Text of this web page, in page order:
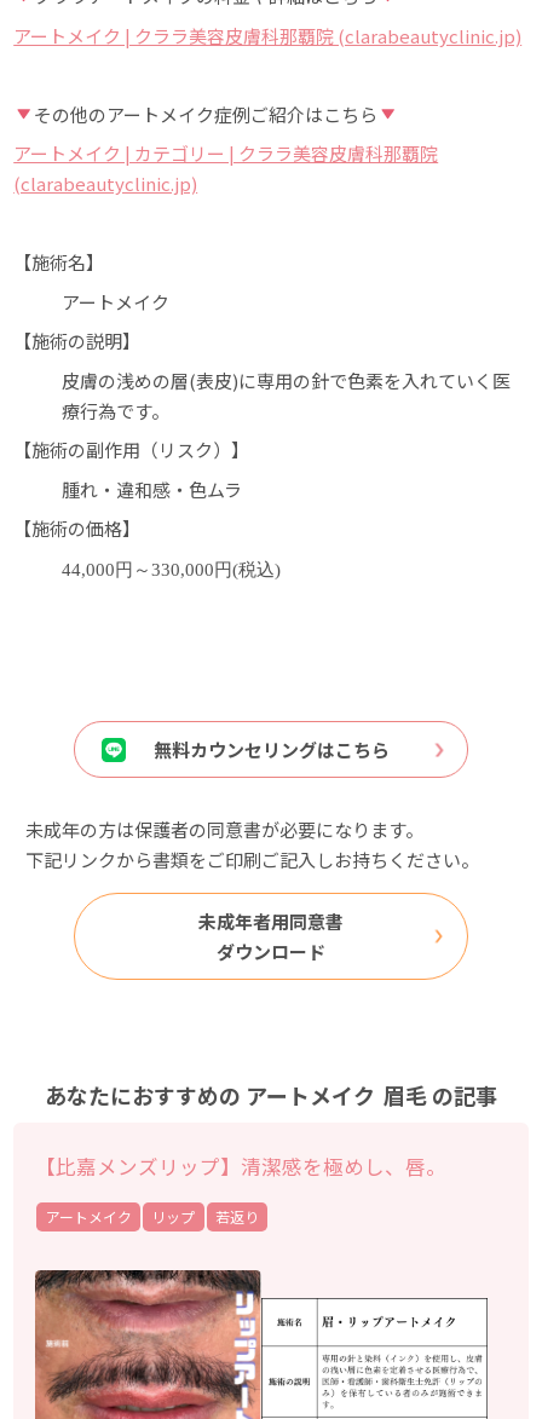
アートメイク | クララ美容皮膚科那覇院 (clarabeautyclinic.jp)
その他のアートメイク症例ご紹介はこちら
アートメイク | カテゴリー | クララ美容皮膚科那覇院
(clarabeautyclinic.jp)
【施術名】
アートメイク
【施術の説明】
皮膚の浅めの層(表皮)に専用の針で色素を入れていく医
療行為です。
【施術の副作用（リスク）】
腫れ・違和感・色ムラ
【施術の価格】
44,000円～330,000円(税込)
無料カウンセリングはこちら
未成年の方は保護者の同意書が必要になります。
下記リンクから書類をご印刷ご記入しお持ちください。
未成年者用同意書
ダウンロード
あなたにおすすめの アートメイク 眉毛の記事
【比嘉メンズリップ】清潔感を極めし、唇。
アートメイク リップ 若返り